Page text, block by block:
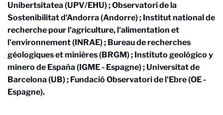
Unibertsitatea (UPV/EHU) ; Observatori de la
Sostenibilitat d'Andorra (Andorre) ; Institut national de
recherche pour l'agriculture, l'alimentation et
l'environnement (INRAE) ; Bureau de recherches
géologiques et minières (BRGM) ; Instituto geológico y
minero de España (IGME - Espagne) ; Universitat de
Barcelona (UB) ; Fundació Observatori de l'Ebre (OE -
Espagne).